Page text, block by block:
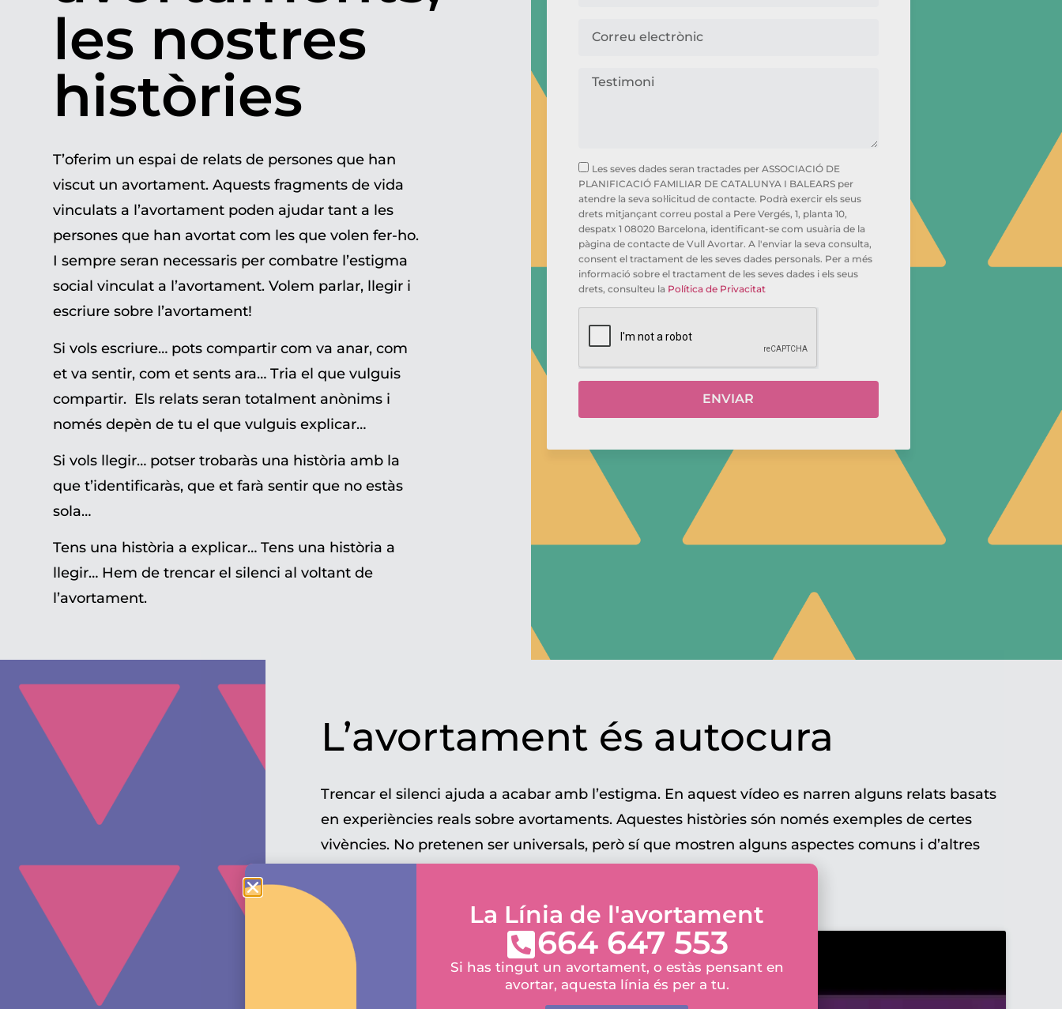
les nostres
històries
T’oferim un espai de relats de persones que han
viscut un avortament. Aquests fragments de vida
vinculats a l’avortament poden ajudar tant a les
persones que han avortat com les que volen fer-ho.
I sempre seran necessaris per combatre l’estigma
social vinculat a l’avortament. Volem parlar, llegir i
escriure sobre l’avortament!
Si vols escriure… pots compartir com va anar, com
et va sentir, com et sents ara… Tria el que vulguis
compartir. Els relats seran totalment anònims i
només depèn de tu el que vulguis explicar…
Si vols llegir… potser trobaràs una història amb la
que t’identificaràs, que et farà sentir que no estàs
sola…
Tens una història a explicar… Tens una història a
llegir… Hem de trencar el silenci al voltant de
l’avortament.
Les seves dades seran tractades per ASSOCIACIÓ DE
PLANIFICACIÓ FAMILIAR DE CATALUNYA I BALEARS per
atendre la seva sol·licitud de contacte. Podrà exercir els seus
drets mitjançant correu postal a Pere Vergés, 1, planta 10,
despatx 1 08020 Barcelona, identificant-se com usuària de la
pàgina de contacte de Vull Avortar. A l'enviar la seva consulta,
consent el tractament de les seves dades personals. Per a més
informació sobre el tractament de les seves dades i els seus
drets, consulteu la Política de Privacitat
ENVIAR
L’avortament és autocura
Trencar el silenci ajuda a acabar amb l’estigma. En aquest vídeo es narren alguns relats basats
en experiències reals sobre avortaments. Aquestes històries són només exemples de certes
vivències. No pretenen ser universals, però sí que mostren alguns aspectes comuns i d’altres
La Línia de l'avortament
664 647 553
Si has tingut un avortament, o estàs pensant en
avortar, aquesta línia és per a tu.